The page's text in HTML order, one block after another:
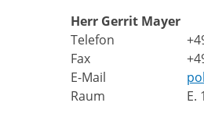
Herr Gerrit Mayer
Telefon
Fax
E-Mail
Raum
E.